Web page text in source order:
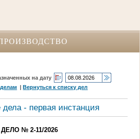
на дату
|Вернуться к списку дел
дела - первая инстанция
ДЕЛО № 2-11/2026